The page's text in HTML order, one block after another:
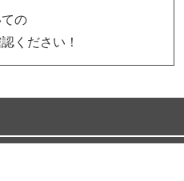
の
ください！